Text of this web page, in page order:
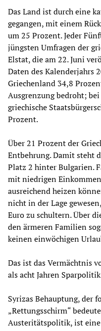
Das Land ist durch eine
gegangen, mit einem
um 25 Prozent. Jeder
jüngsten Umfragen der
Elstat, die am 22. Juni
Daten des Kalenderjahrs
Griechenland 34,8
Ausgrenzung bedroht;
griechische
Prozent.
Über 21 Prozent der
Entbehrung. Damit steht
Platz 2 hinter Bulgarien.
mit niedrigen
ausreichend heizen
nicht in der Lage
Euro zu schultern. Über
den ärmeren Familien
keinen einwöchigen
Das ist das Vermächtnis
als acht Jahren
Syrizas Behauptung, der
„Rettungsschirm“
Austeritätspolitik, ist